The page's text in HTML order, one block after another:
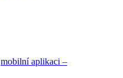
mobilní aplikaci –